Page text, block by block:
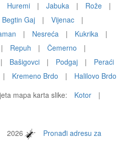
Huremi | Jabuka | Rože
|
Begtin Gaj | Vijenac
|
| Nesreća | Kukrika
|
| Repuh | Čemerno
|
| Bašigovci | Podgaj |
Peraći
| Kremeno Brdo |
Halilovo Brdo
mapa karta slike:
Kotor
|
2026
Pronađi adresu za